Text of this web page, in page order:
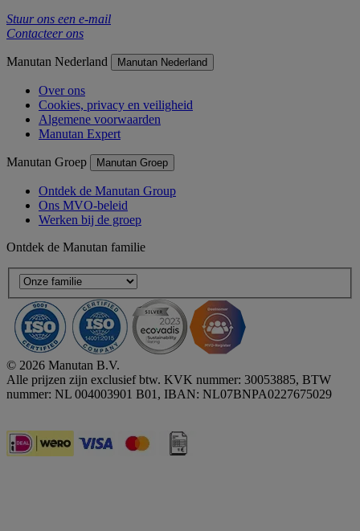
Stuur ons een e-mail
Contacteer ons
Manutan Nederland Manutan Nederland
Over ons
Cookies, privacy en veiligheid
Algemene voorwaarden
Manutan Expert
Manutan Groep Manutan Groep
Ontdek de Manutan Group
Ons MVO-beleid
Werken bij de groep
Ontdek de Manutan familie
© 2026 Manutan B.V.
Alle prijzen zijn exclusief btw. KVK nummer: 30053885, BTW
nummer: NL 004003901 B01, IBAN: NL07BNPA0227675029